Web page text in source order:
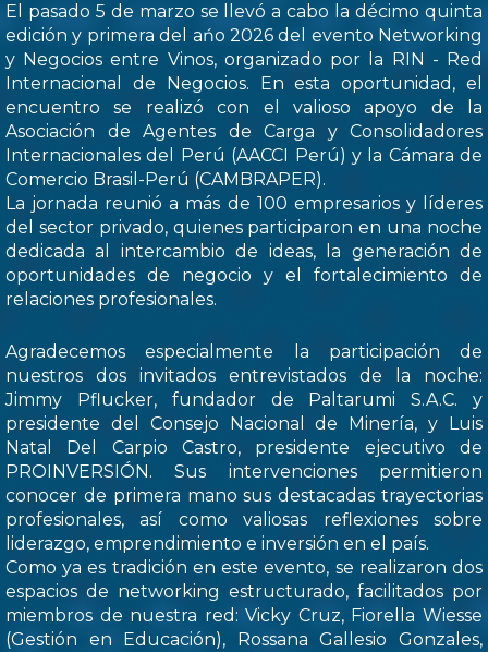
El pasado 5 de marzo se llevó a cabo la décimo quinta
edición y primera del ańo 2026 del evento Networking
y Negocios entre Vinos, organizado por la RIN - Red
Internacional de Negocios. En esta oportunidad, el
encuentro se realizó con el valioso apoyo de la
Asociación de Agentes de Carga y Consolidadores
Internacionales del Perú (AACCI Perú) y la Cámara de
Comercio Brasil-Perú (CAMBRAPER).
La jornada reunió a más de 100 empresarios y líderes
del sector privado, quienes participaron en una noche
dedicada al intercambio de ideas, la generación de
oportunidades de negocio y el fortalecimiento de
relaciones profesionales.
Agradecemos especialmente la participación de
nuestros dos invitados entrevistados de la noche:
Jimmy Pflucker, fundador de Paltarumi S.A.C. y
presidente del Consejo Nacional de Minería, y Luis
Natal Del Carpio Castro, presidente ejecutivo de
PROINVERSIÓN. Sus intervenciones permitieron
conocer de primera mano sus destacadas trayectorias
profesionales, así como valiosas reflexiones sobre
liderazgo, emprendimiento e inversión en el país.
Como ya es tradición en este evento, se realizaron dos
espacios de networking estructurado, facilitados por
miembros de nuestra red: Vicky Cruz, Fiorella Wiesse
(Gestión en Educación), Rossana Gallesio Gonzales,